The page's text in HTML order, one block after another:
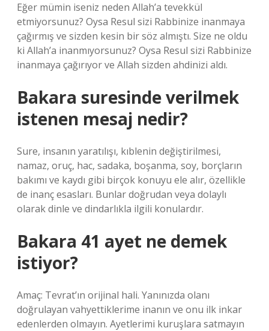
Eğer mümin iseniz neden Allah’a tevekkül
etmiyorsunuz? Oysa Resul sizi Rabbinize inanmaya
çağırmış ve sizden kesin bir söz almıştı. Size ne oldu
ki Allah’a inanmıyorsunuz? Oysa Resul sizi Rabbinize
inanmaya çağırıyor ve Allah sizden ahdinizi aldı.
Bakara suresinde verilmek
istenen mesaj nedir?
Sure, insanın yaratılışı, kıblenin değiştirilmesi,
namaz, oruç, hac, sadaka, boşanma, soy, borçların
bakımı ve kaydı gibi birçok konuyu ele alır, özellikle
de inanç esasları. Bunlar doğrudan veya dolaylı
olarak dinle ve dindarlıkla ilgili konulardır.
Bakara 41 ayet ne demek
istiyor?
Amaç: Tevrat’ın orijinal hali. Yanınızda olanı
doğrulayan vahyettiklerime inanın ve onu ilk inkar
edenlerden olmayın. Ayetlerimi kuruşlara satmayın